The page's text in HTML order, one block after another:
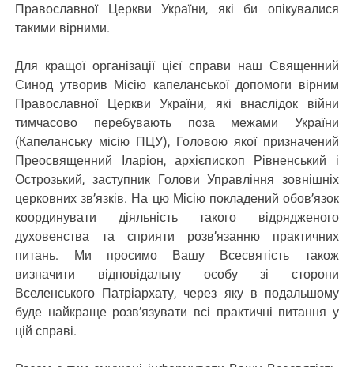
Православної Церкви України, які би опікувалися
такими вірними.
Для кращої організації цієї справи наш Священний
Синод утворив Місію капеланської допомоги вірним
Православної Церкви України, які внаслідок війни
тимчасово перебувають поза межами України
(Капеланську місію ПЦУ), Головою якої призначений
Преосвященний Іларіон, архієпископ Рівненський і
Острозький, заступник Голови Управління зовнішніх
церковних зв’язків. На цю Місію покладений обов’язок
координувати діяльність такого відрядженого
духовенства та сприяти розв’язанню практичних
питань. Ми просимо Вашу Всесвятість також
визначити відповідальну особу зі сторони
Вселенського Патріархату, через яку в подальшому
буде найкраще розв’язувати всі практичні питання у
цій справі.